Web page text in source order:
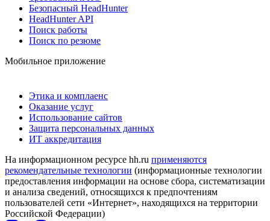
Безопасный HeadHunter
HeadHunter API
Поиск работы
Поиск по резюме
Мобильное приложение
Этика и комплаенс
Оказание услуг
Использование сайтов
Защита персональных данных
ИТ аккредитация
На информационном ресурсе hh.ru применяются
рекомендательные технологии (информационные технологии
предоставления информации на основе сбора, систематизации
и анализа сведений, относящихся к предпочтениям
пользователей сети «Интернет», находящихся на территории
Российской Федерации)